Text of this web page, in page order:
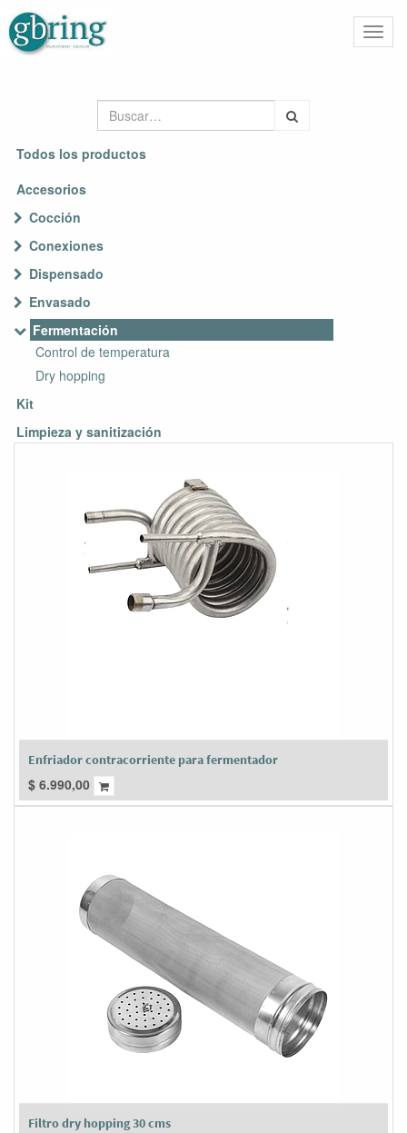
Todos los productos
Accesorios
Cocción
Conexiones
Dispensado
Envasado
Fermentación
Control de temperatura
Dry hopping
Kit
Limpieza y sanitización
Enfriador contracorriente para fermentador
$ 6.990,00
Filtro dry hopping 30 cms